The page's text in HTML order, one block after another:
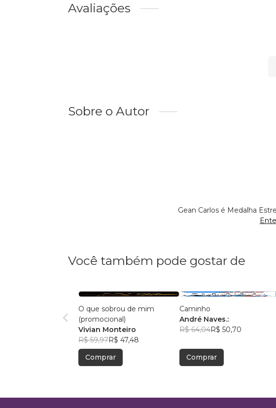
Avaliações
Sobre o Autor
Gean Carlos é Medalha
Você também pode gostar de
O que sobrou de mim
(promocional)
Vivian Monteiro
R$ 59,97R$ 47,48
Comprar
Caminho
André Naves.:
R$ 64,04R$ 50,70
Comprar